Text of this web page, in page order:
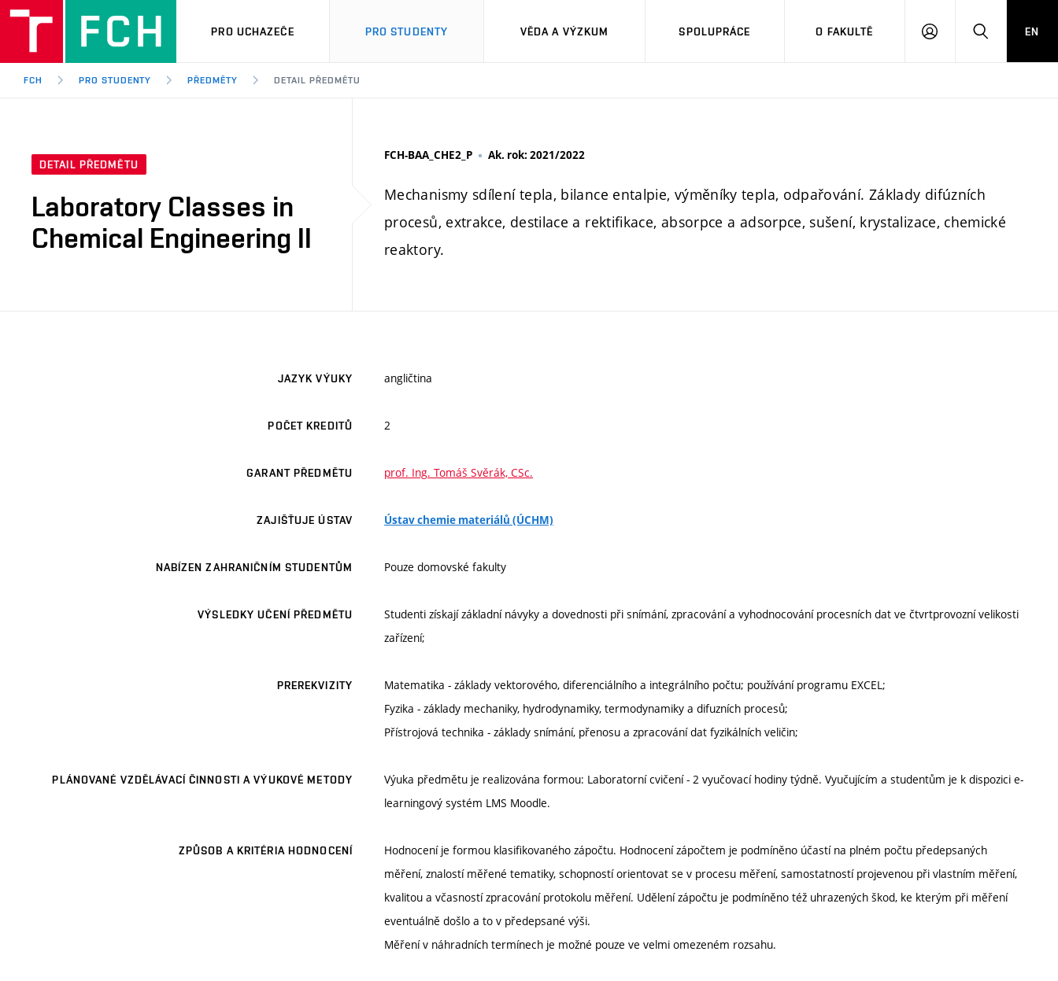
PRO UCHAZEČE PRO STUDENTY VĚDA A VÝZKUM SPOLUPRÁCE O FAKULTĚ
PŘIHLÁSITHLEDAT
EN
FCH PRO STUDENTY PŘEDMĚTY DETAIL PŘEDMĚTU
DETAIL PŘEDMĚTU
Laboratory Classes in
Chemical Engineering II
FCH-BAA_CHE2_P Ak. rok: 2021/2022
Mechanismy sdílení tepla, bilance entalpie, výměníky tepla, odpařování. Základy difúzních
procesů, extrakce, destilace a rektifikace, absorpce a adsorpce, sušení, krystalizace, chemické
reaktory.
JAZYK VÝUKY angličtina
POČET KREDITŮ 2
GARANT PŘEDMĚTU prof. Ing. Tomáš Svěrák, CSc.
ZAJIŠŤUJE ÚSTAV Ústav chemie materiálů (ÚCHM)
NABÍZEN ZAHRANIČNÍM STUDENTŮM Pouze domovské fakulty
VÝSLEDKY UČENÍ PŘEDMĚTU
Studenti získají základní návyky a dovednosti při snímání, zpracování a vyhodnocování procesních dat ve čtvrtprovozní velikosti
zařízení;
PREREKVIZITY
Matematika - základy vektorového, diferenciálního a integrálního počtu; používání programu EXCEL;
Fyzika - základy mechaniky, hydrodynamiky, termodynamiky a difuzních procesů;
Přístrojová technika - základy snímání, přenosu a zpracování dat fyzikálních veličin;
PLÁNOVANÉ VZDĚLÁVACÍ ČINNOSTI A VÝUKOVÉ METODY
Výuka předmětu je realizována formou: Laboratorní cvičení - 2 vyučovací hodiny týdně. Vyučujícím a studentům je k dispozici e-
learningový systém LMS Moodle.
ZPŮSOB A KRITÉRIA HODNOCENÍ
Hodnocení je formou klasifikovaného zápočtu. Hodnocení zápočtem je podmíněno účastí na plném počtu předepsaných
měření, znalostí měřené tematiky, schopností orientovat se v procesu měření, samostatností projevenou při vlastním měření,
kvalitou a včasností zpracování protokolu měření. Udělení zápočtu je podmíněno též uhrazených škod, ke kterým při měření
eventuálně došlo a to v předepsané výši.
Měření v náhradních termínech je možné pouze ve velmi omezeném rozsahu.